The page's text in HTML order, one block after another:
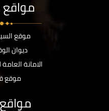
موقع
ديوان
الامانة
موقع